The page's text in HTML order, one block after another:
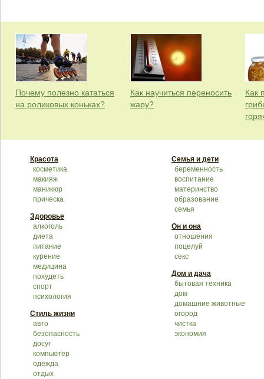
Почему полезно кататься
на роликовых коньках?
Как научиться переносить
жару?
Как
Красота
косметика
макияж
маникюр
прическа
Здоровье
алкоголь
диета
питание
курение
медицина
похудеть
спорт
психология
Стиль жизни
авто
безопасность
досуг
компьютер
одежда
отдых
Семья и дети
беременность
воспитание
материнство
образование
семья
Он и она
отношения
поцелуй
секс
Дом и дача
бытовая техника
дом
домашние животные
огород
чистка
экономия